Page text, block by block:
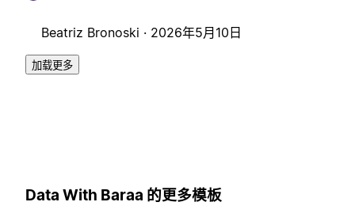
Beatriz Bronoski · 2026年5月10日
加载更多
Data With Baraa 的更多模板